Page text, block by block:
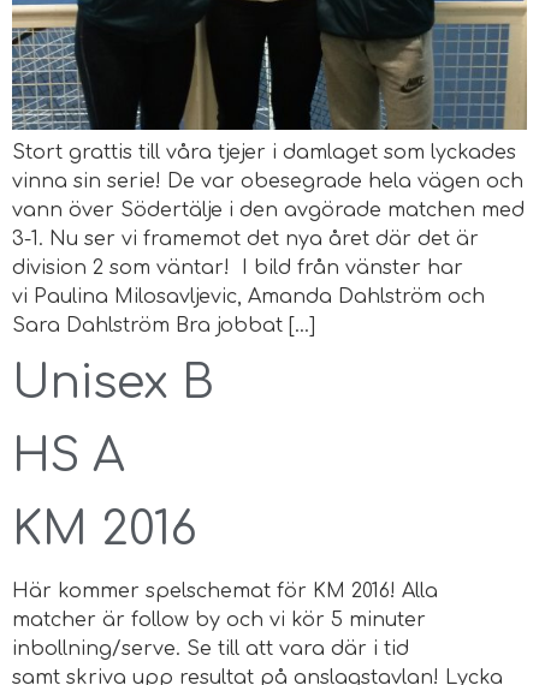
Stort grattis till våra tjejer i damlaget som lyckades
vinna sin serie! De var obesegrade hela vägen och
vann över Södertälje i den avgörade matchen med
3-1. Nu ser vi framemot det nya året där det är
division 2 som väntar! I bild från vänster har
vi Paulina Milosavljevic, Amanda Dahlström och
Sara Dahlström Bra jobbat […]
Unisex B
HS A
KM 2016
Här kommer spelschemat för KM 2016! Alla
matcher är follow by och vi kör 5 minuter
inbollning/serve. Se till att vara där i tid
samt skriva upp resultat på anslagstavlan! Lycka